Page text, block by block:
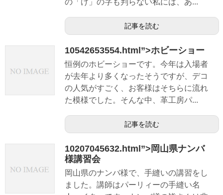
記事を読む
10542653554.html”>ホビーショー
恒例のホビーショーです。今年は入場者
が去年より多くなったそうですが、デコ
の人気がすごく、お客様はそちらに流れ
た模様でした。そんな中、革工房パ...
記事を読む
10207045632.html”>岡山県ナンバ
様講習会
岡山県のナンバ様で、手縫いの講習をし
ました。講師はパーリィーの手縫い名